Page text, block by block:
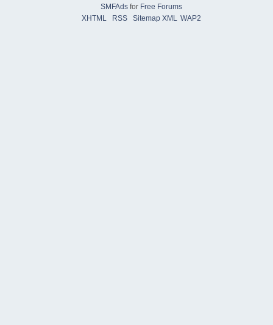
SMFAdsfor Free Forums
XHTML
RSS Sitemap XML WAP2